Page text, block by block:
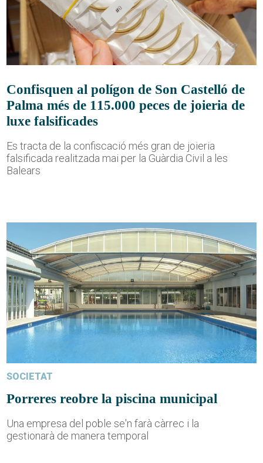
Confisquen al polígon de Son Castelló de
Palma més de 115.000 peces de joieria de
luxe falsificades
Es tracta de la confiscació més gran de joieria
falsificada realitzada mai per la Guàrdia Civil a les
Balears
SOCIETAT
Porreres reobre la piscina municipal
Una empresa del poble se'n farà càrrec i la
gestionarà de manera temporal